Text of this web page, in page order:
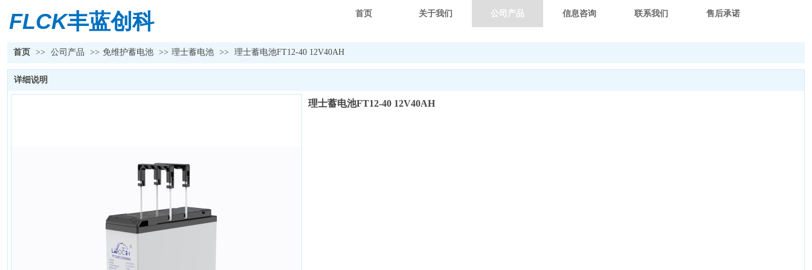
FLCK丰蓝创科 首页 关于我们 公司产品 信息咨询 联系我们 售后承诺
首页 >> 公司产品 >> 免维护蓄电池 >> 理士蓄电池 >> 理士蓄电池FT12-40 12V40AH
详细说明
理士蓄电池FT12-40 12V40AH